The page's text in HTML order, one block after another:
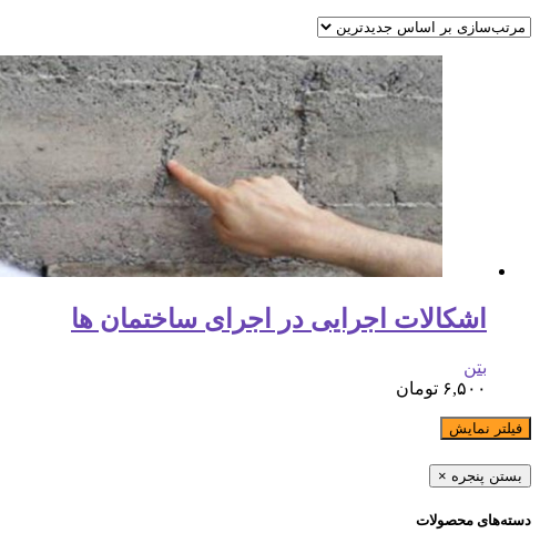
اشکالات اجرایی در اجرای ساختمان ها
بتن
۶,۵۰۰ تومان
فیلتر نمایش
بستن پنجره ×
دسته‌های محصولات